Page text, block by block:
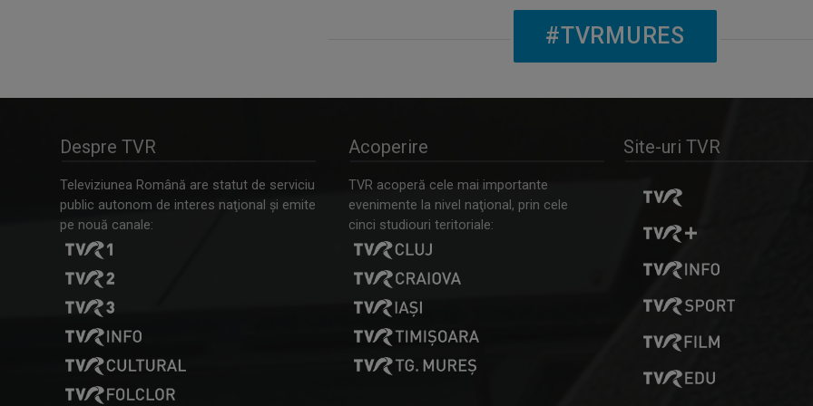
#TVRMURES
Despre TVR
Televiziunea Română are statut de serviciu
public autonom de interes naţional şi emite
pe nouă canale:
Acoperire
TVR acoperă cele mai importante
evenimente la nivel naţional, prin cele
cinci studiouri teritoriale:
Site-uri TVR